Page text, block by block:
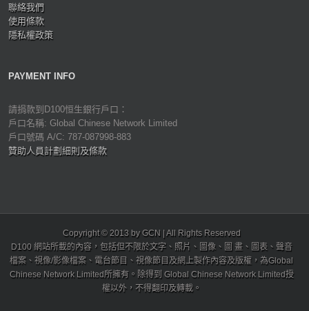
聯絡我們
使用條款
隱私權政策
PAYMENT INFO
請捐款到D100恒生銀行戶口：
戶口名稱: Global Chinese Network Limited
戶口號碼 A/C: 787-087998-883
贊助人員計劃細則及條款
Copyright © 2013 by GCN | All Rights Reserved
D100 網站所載的內容，包括但不限於文字、照片、圖像、圖 畫、圖表、聲音
檔案、視像/影像檔案、電台節目、視像節目及網上製作內容及版權，為Global
Chinese Network Limited所擁有。除得到 Global Chinese Network Limited授
權以外，不得翻印及轉載。